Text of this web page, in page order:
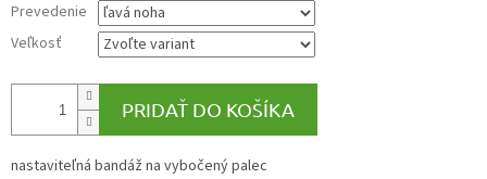
Prevedenie
Veľkosť
PRIDAŤ DO KOŠÍKA
nastaviteľná bandáž na vybočený palec